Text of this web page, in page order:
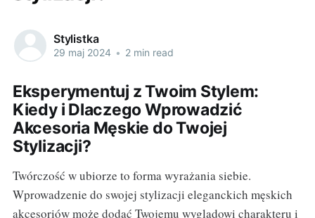
Stylistka
29 maj 2024 • 2 min read
Eksperymentuj z Twoim Stylem:
Kiedy i Dlaczego Wprowadzić
Akcesoria Męskie do Twojej
Stylizacji?
Twórczość w ubiorze to forma wyrażania siebie.
Wprowadzenie do swojej stylizacji eleganckich męskich
akcesoriów może dodać Twojemu wyglądowi charakteru i